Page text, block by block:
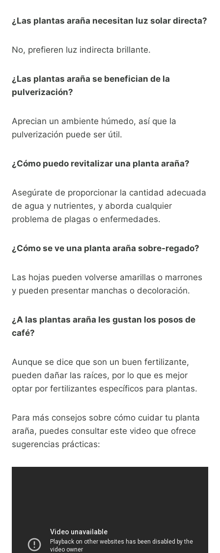
¿Las plantas araña necesitan luz solar directa?
No, prefieren luz indirecta brillante.
¿Las plantas araña se benefician de la
pulverización?
Aprecian un ambiente húmedo, así que la
pulverización puede ser útil.
¿Cómo puedo revitalizar una planta araña?
Asegúrate de proporcionar la cantidad adecuada
de agua y nutrientes, y aborda cualquier
problema de plagas o enfermedades.
¿Cómo se ve una planta araña sobre-regado?
Las hojas pueden volverse amarillas o marrones
y pueden presentar manchas o decoloración.
¿A las plantas araña les gustan los posos de
café?
Aunque se dice que son un buen fertilizante,
pueden dañar las raíces, por lo que es mejor
optar por fertilizantes específicos para plantas.
Para más consejos sobre cómo cuidar tu planta
araña, puedes consultar este video que ofrece
sugerencias prácticas: